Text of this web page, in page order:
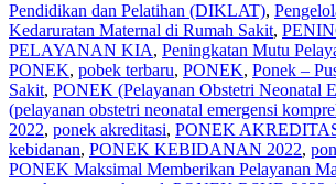
Pendidikan dan Pelatihan (DIKLAT),
Kedaruratan Maternal di Rumah Sakit,
PELAYANAN KIA, Peningkatan Mutu
PONEK, pobek terbaru, PONEK, Ponek –
Sakit, PONEK (Pelayanan Obstetri Neonatal
(pelayanan obstetri neonatal emergensi
2022, ponek akreditasi, PONEK
kebidanan, PONEK KEBIDANAN 2022,
PONEK Maksimal Memberikan Pelayanan